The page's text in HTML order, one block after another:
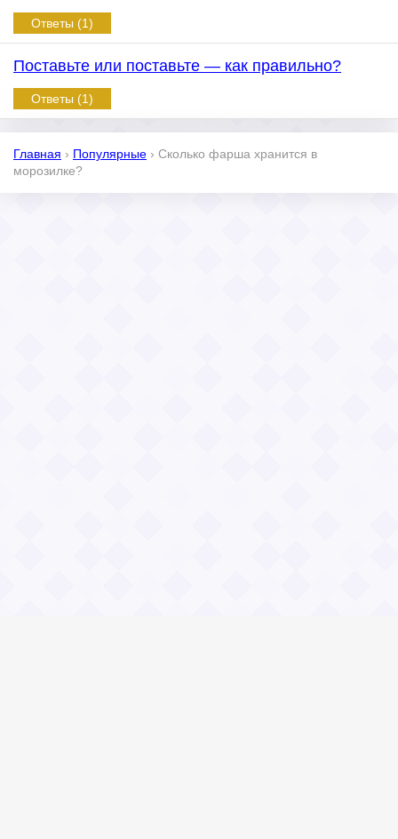
Ответы (1)
Поставьте или поставьте — как правильно?
Ответы (1)
Главная › Популярные › Сколько фарша хранится в
морозилке?